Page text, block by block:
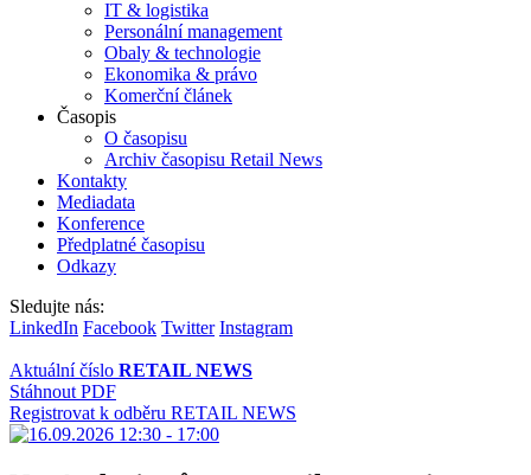
IT & logistika
Personální management
Obaly & technologie
Ekonomika & právo
Komerční článek
Časopis
O časopisu
Archiv časopisu Retail News
Kontakty
Mediadata
Konference
Předplatné časopisu
Odkazy
Sledujte nás:
LinkedIn Facebook Twitter Instagram
Aktuální číslo RETAIL NEWS
Stáhnout PDF
Registrovat k odběru RETAIL NEWS